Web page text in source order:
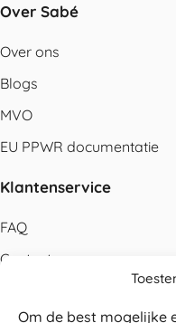
Om de best mogelijke
Over Sabé
Over ons
Blogs
MVO
EU PPWR documentatie
Klantenservice
FAQ
Contact